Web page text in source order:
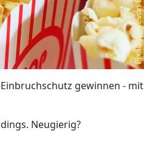
gewinnen - mit
Neugierig?